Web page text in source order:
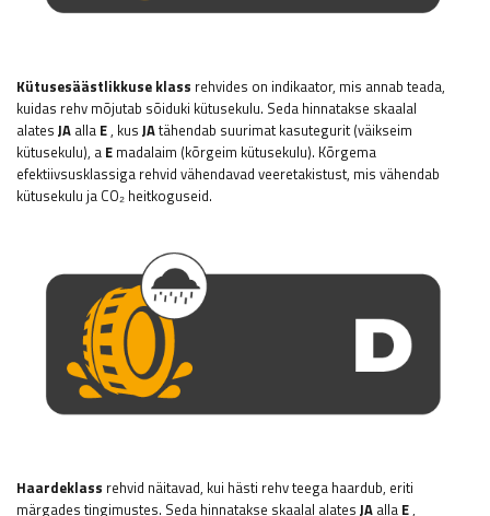
Kütusesäästlikkuse klass rehvides on indikaator, mis annab teada,
kuidas rehv mõjutab sõiduki kütusekulu. Seda hinnatakse skaalal
alates JA alla E , kus JAtähendab suurimat kasutegurit (väikseim
kütusekulu), a E madalaim (kõrgeim kütusekulu). Kõrgema
efektiivsusklassiga rehvid vähendavad veeretakistust, mis vähendab
kütusekulu ja CO₂ heitkoguseid.
Haardeklass rehvid näitavad, kui hästi rehv teega haardub, eriti
märgades tingimustes. Seda hinnatakse skaalal alates JA alla E,